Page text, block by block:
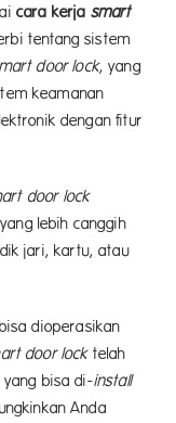
cara kerja smart
tentang sistem
door lock, yang
keamanan
dengan fitur
door lock
lebih canggih
jari, kartu, atau
dioperasikan
door lock telah
yang bisa di-install
Anda